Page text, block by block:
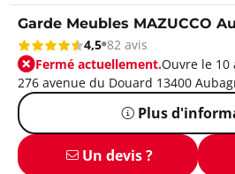
Garde Meubles MAZUCCO
4,5 82 avis
Fermé actuellement.Ouvre le 10
276 avenue du Douard 13400
Plus
Un devis ?